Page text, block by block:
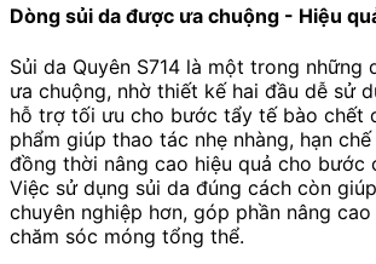
Dòng sủi da được ưa chuộng - Hiệu
Sủi da Quyên S714 là một trong những
ưa chuộng, nhờ thiết kế hai đầu dễ sử
hỗ trợ tối ưu cho bước tẩy tế bào chết
phẩm giúp thao tác nhẹ nhàng, hạn
đồng thời nâng cao hiệu quả cho bước
Việc sử dụng sủi da đúng cách còn
chuyên nghiệp hơn, góp phần nâng
chăm sóc móng tổng thể.